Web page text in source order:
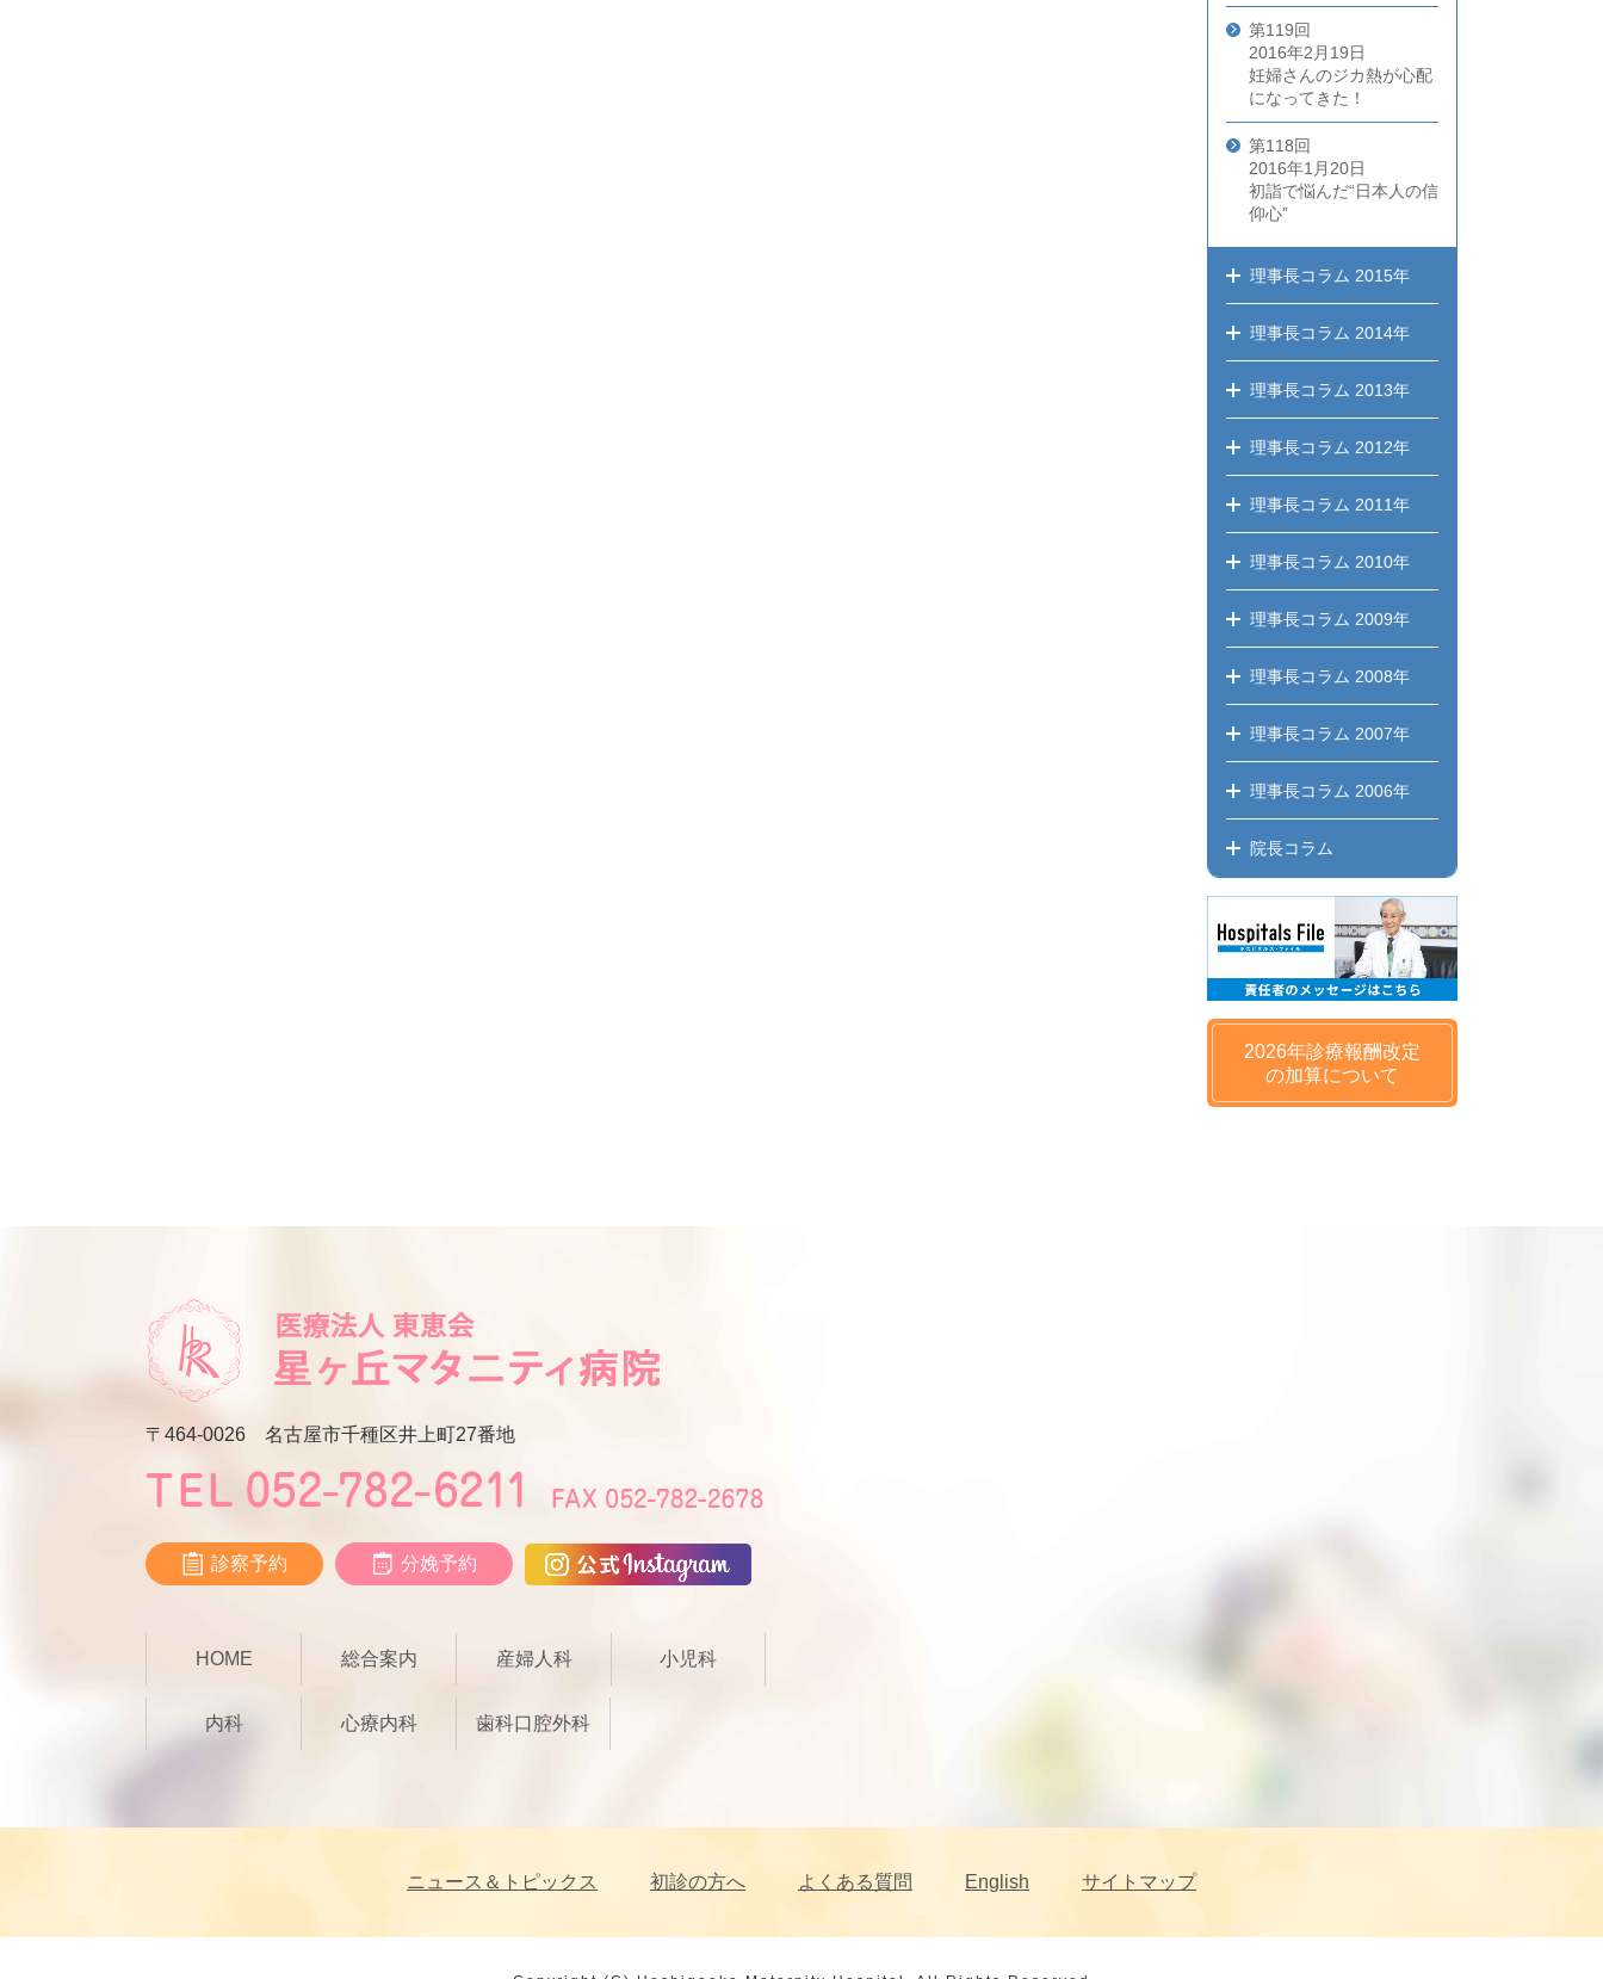
第119回
2016年2月19日
妊婦さんのジカ熱が心配
になってきた！
第118回
2016年1月20日
初詣で悩んだ“日本人の信
仰心”
理事長コラム 2015年
理事長コラム 2014年
理事長コラム 2013年
理事長コラム 2012年
理事長コラム 2011年
理事長コラム 2010年
理事長コラム 2009年
理事長コラム 2008年
理事長コラム 2007年
理事長コラム 2006年
院長コラム
2026年診療報酬改定
の加算について
〒464-0026 名古屋市千種区井上町27番地
診察予約 分娩予約
HOME 総合案内 産婦人科 小児科
内科 心療内科 歯科口腔外科
ニュース＆トピックス 初診の方へ よくある質問 English サイトマップ